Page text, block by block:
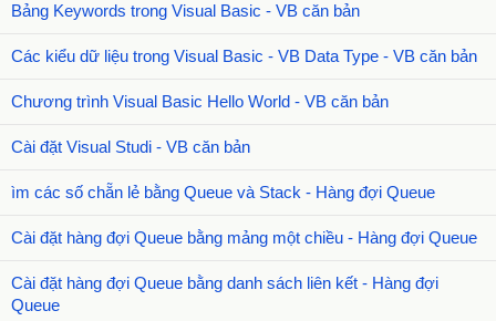
Bảng Keywords trong Visual Basic - VB căn bản
Các kiểu dữ liệu trong Visual Basic - VB Data Type - VB căn bản
Chương trình Visual Basic Hello World - VB căn bản
Cài đặt Visual Studi - VB căn bản
ìm các số chẵn lẻ bằng Queue và Stack - Hàng đợi Queue
Cài đặt hàng đợi Queue bằng mảng một chiều - Hàng đợi Queue
Cài đặt hàng đợi Queue bằng danh sách liên kết - Hàng đợi
Queue